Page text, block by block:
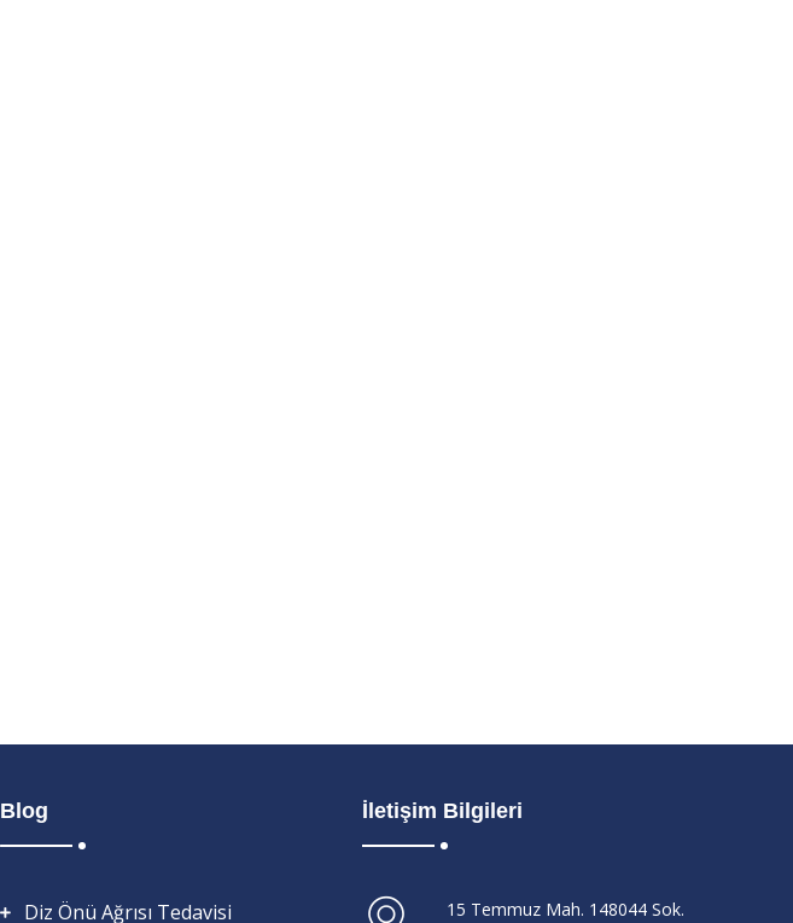
Blog
Diz Önü Ağrısı Tedavisi
İletişim Bilgileri
15 Temmuz Mah. 148044 Sok.